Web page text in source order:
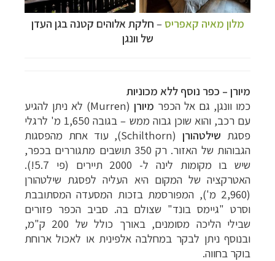
מלון מאיה קאפריס – חלקת אלוהים קטנה בגן העדן
של וונגן
מיורן – כפר נוסף ללא מכוניות
כמו וונגן, גם אל הכפר מיורן
(Murren) לא ניתן להגיע
עם רכב, והוא שוכן גבוה ממש – בגובה 1,650 מ' לרגלי
פסגת שילטהורן (
Schilthorn), עוד אחת מהפסגות
הגבוהות של האזור. רק 350 תושבים מתגוררים בכפר,
שיש בו מקומות לינה ל- 2000 תיירים (פי 5.7!).
האטרקציה של המקום היא העליה לפסגת שילטהורן
(2,960 מ'), המפורסמת בזכות המסעדה המסתובבת
וסרט "גיימס בונד" שצולם בה. סביב הכפר פזורים
שבילי הליכה מסומנים, באורך כולל של 200 ק"מ,
ובנוסף ניתן לבקר במחלבה אלפינית או לאכול ארוחת
בוקר בחווה.